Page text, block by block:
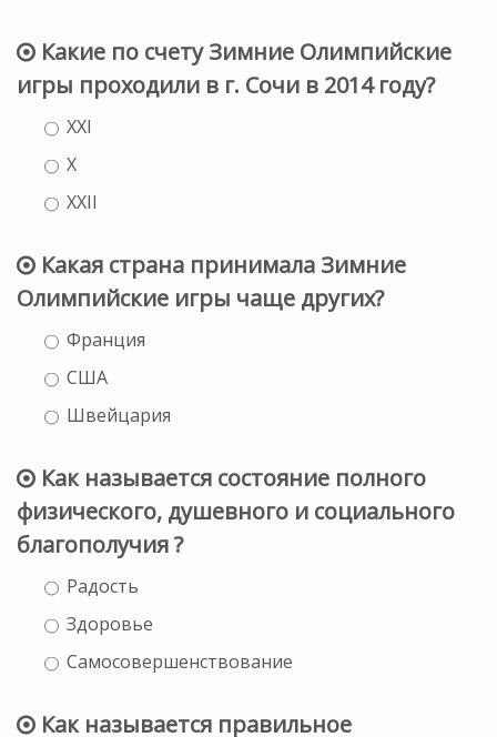
Какие по счету Зимние Олимпийские
игры проходили в г. Сочи в 2014 году?
XXI
X
XXII
Какая страна принимала Зимние
Олимпийские игры чаще других?
Франция
США
Швейцария
Как называется состояние полного
физического, душевного и социального
благополучия ?
Радость
Здоровье
Самосовершенствование
Как называется правильное